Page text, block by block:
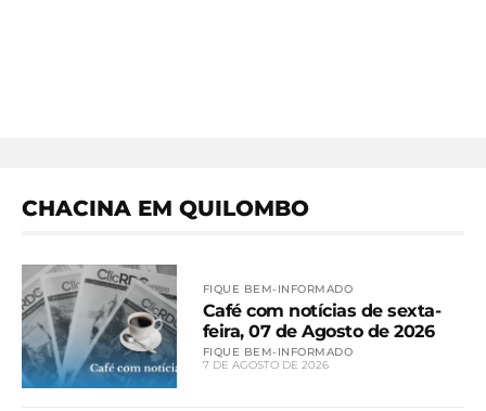
CHACINA EM QUILOMBO
FIQUE BEM-INFORMADO
Café com notícias de sexta-
feira, 07 de Agosto de 2026
FIQUE BEM-INFORMADO
7 DE AGOSTO DE 2026